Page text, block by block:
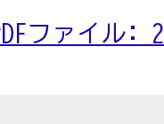
ファイル: